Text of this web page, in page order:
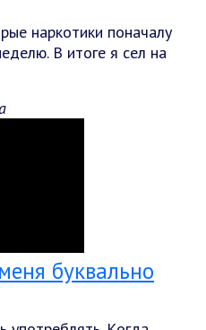
наркотики поначалу
В итоге я сел на
буквально